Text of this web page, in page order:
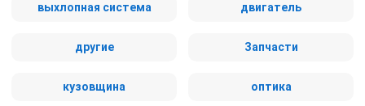
выхлопная система двигатель
другие Запчасти
кузовщина оптика